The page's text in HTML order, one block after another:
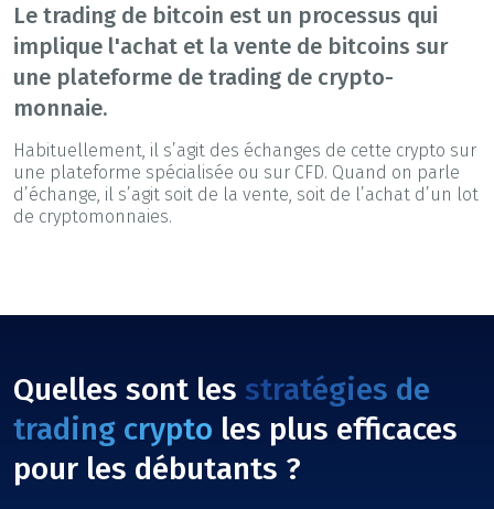
Le trading de bitcoin est un processus qui
implique l'achat et la vente de bitcoins sur
une plateforme de trading de crypto-
monnaie.
Habituellement, il s’agit des échanges de cette crypto sur
une plateforme spécialisée ou sur CFD. Quand on parle
d’échange, il s’agit soit de la vente, soit de l’achat d’un lot
de cryptomonnaies.
Quelles sont les stratégies de
trading crypto les plus efficaces
pour les débutants ?